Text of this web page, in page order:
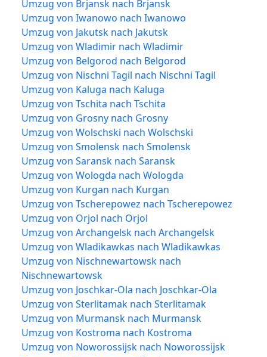
Umzug von Brjansk nach Brjansk
Umzug von Iwanowo nach Iwanowo
Umzug von Jakutsk nach Jakutsk
Umzug von Wladimir nach Wladimir
Umzug von Belgorod nach Belgorod
Umzug von Nischni Tagil nach Nischni Tagil
Umzug von Kaluga nach Kaluga
Umzug von Tschita nach Tschita
Umzug von Grosny nach Grosny
Umzug von Wolschski nach Wolschski
Umzug von Smolensk nach Smolensk
Umzug von Saransk nach Saransk
Umzug von Wologda nach Wologda
Umzug von Kurgan nach Kurgan
Umzug von Tscherepowez nach Tscherepowez
Umzug von Orjol nach Orjol
Umzug von Archangelsk nach Archangelsk
Umzug von Wladikawkas nach Wladikawkas
Umzug von Nischnewartowsk nach
Nischnewartowsk
Umzug von Joschkar-Ola nach Joschkar-Ola
Umzug von Sterlitamak nach Sterlitamak
Umzug von Murmansk nach Murmansk
Umzug von Kostroma nach Kostroma
Umzug von Noworossijsk nach Noworossijsk